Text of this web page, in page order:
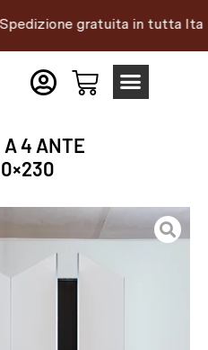
gratuita in tutta Italia |
A 4 ANTE